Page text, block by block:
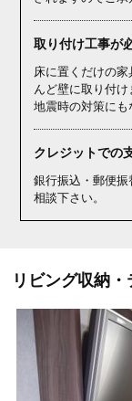
取り付け工事が
床に置くだけの
んど壁に取り付
地震時の対策にも
クレジットでの
銀行振込・郵便
相談下さい。
リビング収納・